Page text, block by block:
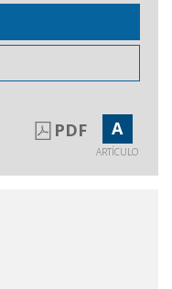
PDF A
ARTÍCULO